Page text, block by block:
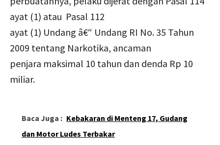
ayat (1) atau Pasal 112
ayat (1) Undang â€“ Undang RI No. 35 Tahun
2009 tentang Narkotika, ancaman
penjara maksimal 10 tahun dan denda Rp 10
miliar.
Baca Juga : Kebakaran di Menteng 17, Gudang
dan Motor Ludes Terbakar